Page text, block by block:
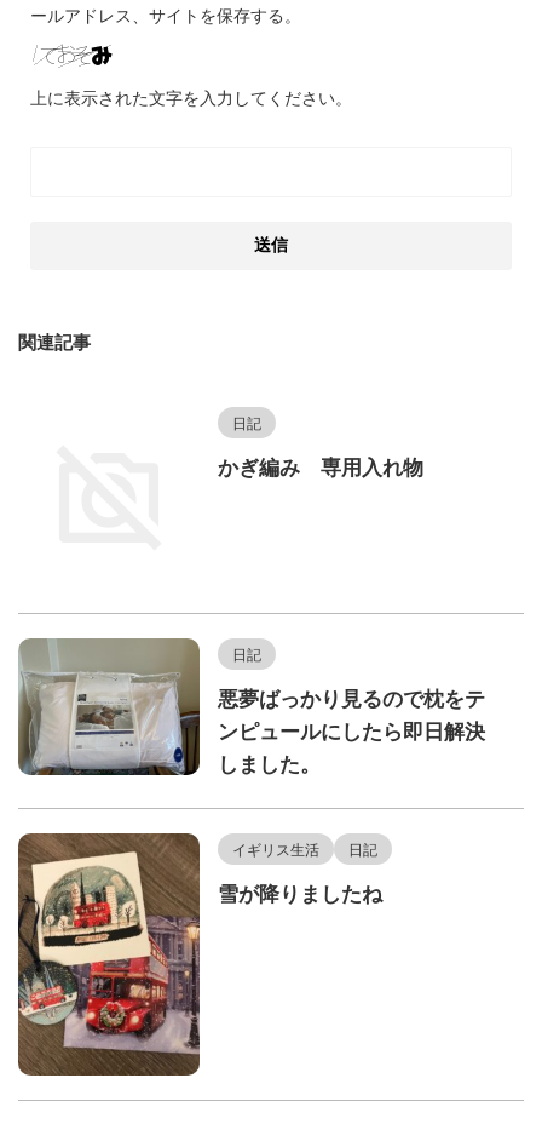
ールアドレス、サイトを保存する。
上に表示された文字を入力してください。
関連記事
日記
かぎ編み 専用入れ物
日記
悪夢ばっかり見るので枕をテ
ンピュールにしたら即日解決
しました。
イギリス生活 日記
雪が降りましたね